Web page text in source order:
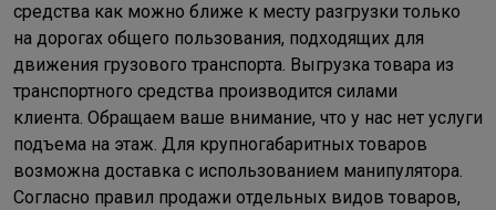
средства как можно ближе к месту разгрузки только
на дорогах общего пользования, подходящих для
движения грузового транспорта. Выгрузка товара из
транспортного средства производится силами
клиента. Обращаем ваше внимание, что у нас нет услуги
подъема на этаж. Для крупногабаритных товаров
возможна доставка с использованием манипулятора.
Согласно правил продажи отдельных видов товаров,